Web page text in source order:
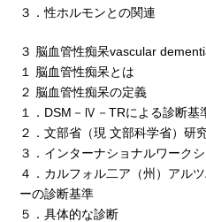
３．性ホルモンとの関連
３ 脳血管性痴呆vascular
１ 脳血管性痴呆とは
２ 脳血管性痴呆の定義
１．DSM－Ⅳ－TRによる診断基
２．文部省（現 文部科学省）研
３．インターナショナルワーク
４．カルフォル二ア（州）アル
ーの診断基準
５．具体的な診断